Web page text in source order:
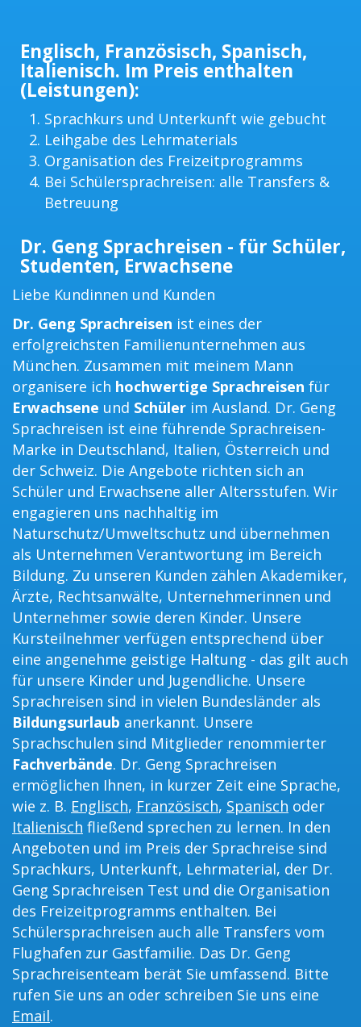
Englisch, Französisch, Spanisch,
Italienisch. Im Preis enthalten
(Leistungen):
Sprachkurs und Unterkunft wie gebucht
Leihgabe des Lehrmaterials
Organisation des Freizeitprogramms
Bei Schülersprachreisen: alle Transfers &
Betreuung
Dr. Geng Sprachreisen - für Schüler,
Studenten, Erwachsene
Liebe Kundinnen und Kunden
Dr. Geng Sprachreisen ist eines der
erfolgreichsten Familienunternehmen aus
München. Zusammen mit meinem Mann
organisere ich hochwertige Sprachreisen für
Erwachsene und Schüler im Ausland. Dr. Geng
Sprachreisen ist eine führende Sprachreisen-
Marke in Deutschland, Italien, Österreich und
der Schweiz. Die Angebote richten sich an
Schüler und Erwachsene aller Altersstufen. Wir
engagieren uns nachhaltig im
Naturschutz/Umweltschutz und übernehmen
als Unternehmen Verantwortung im Bereich
Bildung. Zu unseren Kunden zählen Akademiker,
Ärzte, Rechtsanwälte, Unternehmerinnen und
Unternehmer sowie deren Kinder. Unsere
Kursteilnehmer verfügen entsprechend über
eine angenehme geistige Haltung - das gilt auch
für unsere Kinder und Jugendliche. Unsere
Sprachreisen sind in vielen Bundesländer als
Bildungsurlaub anerkannt. Unsere
Sprachschulen sind Mitglieder renommierter
Fachverbände. Dr. Geng Sprachreisen
ermöglichen Ihnen, in kurzer Zeit eine Sprache,
wie z. B. Englisch, Französisch, Spanisch oder
Italienisch fließend sprechen zu lernen. In den
Angeboten und im Preis der Sprachreise sind
Sprachkurs, Unterkunft, Lehrmaterial, der Dr.
Geng Sprachreisen Test und die Organisation
des Freizeitprogramms enthalten. Bei
Schülersprachreisen auch alle Transfers vom
Flughafen zur Gastfamilie. Das Dr. Geng
Sprachreisenteam berät Sie umfassend. Bitte
rufen Sie uns an oder schreiben Sie uns eine
Email.